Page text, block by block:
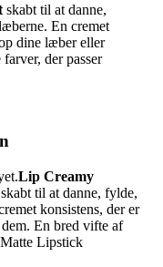
skabt til at danne,
En cremet
dine læber eller
der passer
Lip Creamy
skabt til at danne, fylde,
konsistens, der er
En bred vifte af
Lipstick